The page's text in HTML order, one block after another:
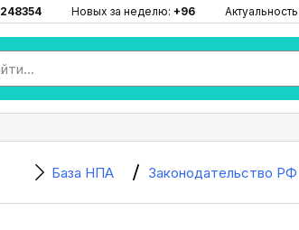
248354 Новых за неделю: +96
База НПА Законодательство РФ